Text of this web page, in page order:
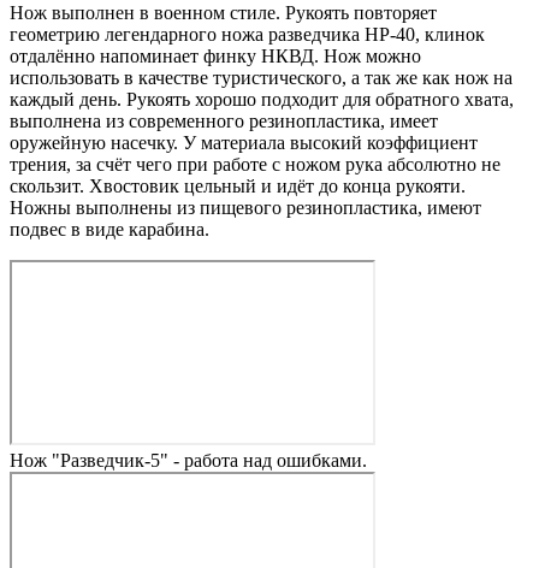
Нож выполнен в военном стиле. Рукоять повторяет
геометрию легендарного ножа разведчика НР-40, клинок
отдалённо напоминает финку НКВД. Нож можно
использовать в качестве туристического, а так же как нож на
каждый день. Рукоять хорошо подходит для обратного хвата,
выполнена из современного резинопластика, имеет
оружейную насечку. У материала высокий коэффициент
трения, за счёт чего при работе с ножом рука абсолютно не
скользит. Хвостовик цельный и идёт до конца рукояти.
Ножны выполнены из пищевого резинопластика, имеют
подвес в виде карабина.
Нож "Разведчик-5" - работа над ошибками.